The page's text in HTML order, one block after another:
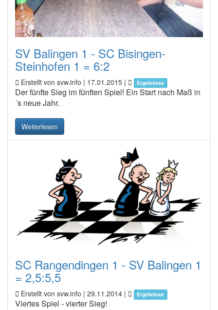
SV Balingen 1 - SC Bisingen-
Steinhofen 1 = 6:2
Erstellt von svw.info | 17.01.2015 | Ergebnisse
Der fünfte Sieg im fünften Spiel! Ein Start nach Maß in
´s neue Jahr.
Weiterlesen
SC Rangendingen 1 - SV Balingen 1
= 2,5:5,5
Erstellt von svw.info | 29.11.2014 | Ergebnisse
Viertes Spiel - vierter Sieg!